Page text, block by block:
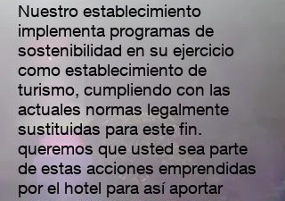
Nuestro establecimiento
implementa programas de
sostenibilidad en su ejercicio
como establecimiento de
turismo, cumpliendo con las
actuales normas legalmente
sustituidas para este fin.
queremos que usted sea parte
de estas acciones emprendidas
por el hotel para así aportar